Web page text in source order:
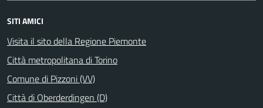
SITI AMICI
Visita il sito della Regione Piemonte
Città metropolitana di Torino
Comune di Pizzoni (VV)
Città di Oberderdingen (D)